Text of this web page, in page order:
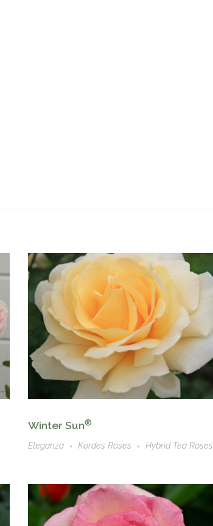
Winter Sun®
Eleganza Kordes Roses Hybrid Tea Roses